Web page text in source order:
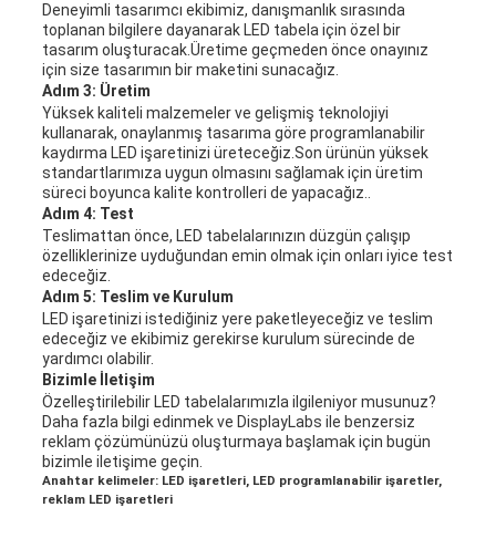
Deneyimli tasarımcı ekibimiz, danışmanlık sırasında
toplanan bilgilere dayanarak LED tabela için özel bir
tasarım oluşturacak.Üretime geçmeden önce onayınız
için size tasarımın bir maketini sunacağız.
Adım 3: Üretim
Yüksek kaliteli malzemeler ve gelişmiş teknolojiyi
kullanarak, onaylanmış tasarıma göre programlanabilir
kaydırma LED işaretinizi üreteceğiz.Son ürünün yüksek
standartlarımıza uygun olmasını sağlamak için üretim
süreci boyunca kalite kontrolleri de yapacağız..
Adım 4: Test
Teslimattan önce, LED tabelalarınızın düzgün çalışıp
özelliklerinize uyduğundan emin olmak için onları iyice test
edeceğiz.
Adım 5: Teslim ve Kurulum
LED işaretinizi istediğiniz yere paketleyeceğiz ve teslim
edeceğiz ve ekibimiz gerekirse kurulum sürecinde de
yardımcı olabilir.
Bizimle İletişim
Özelleştirilebilir LED tabelalarımızla ilgileniyor musunuz?
Daha fazla bilgi edinmek ve DisplayLabs ile benzersiz
reklam çözümünüzü oluşturmaya başlamak için bugün
bizimle iletişime geçin.
Anahtar kelimeler: LED işaretleri, LED programlanabilir işaretler,
reklam LED işaretleri